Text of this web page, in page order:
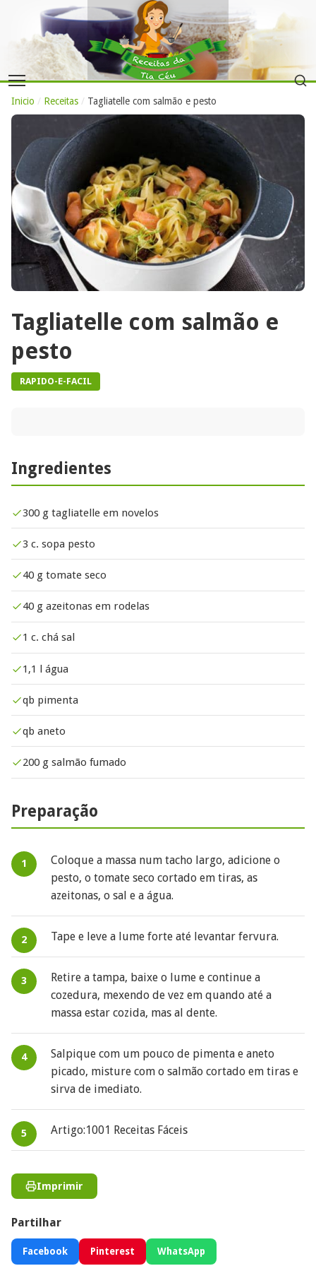
Inicio / Receitas / Tagliatelle com salmão e pesto
Tagliatelle com salmão e
pesto
RAPIDO-E-FACIL
Ingredientes
300 g tagliatelle em novelos
3 c. sopa pesto
40 g tomate seco
40 g azeitonas em rodelas
1 c. chá sal
1,1 l água
qb pimenta
qb aneto
200 g salmão fumado
Preparação
Coloque a massa num tacho largo, adicione o
pesto, o tomate seco cortado em tiras, as
azeitonas, o sal e a água.
Tape e leve a lume forte até levantar fervura.
Retire a tampa, baixe o lume e continue a
cozedura, mexendo de vez em quando até a
massa estar cozida, mas al dente.
Salpique com um pouco de pimenta e aneto
picado, misture com o salmão cortado em tiras e
sirva de imediato.
Artigo:1001 Receitas Fáceis
Imprimir
Partilhar
Facebook Pinterest WhatsApp